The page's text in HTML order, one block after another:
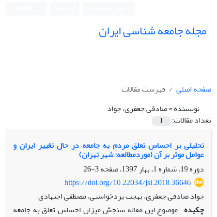
مجله جامعه شناسی ایران
صفحه اصلی
فهرست مقالات
نویسنده =صادقی جعفری، جواد
تعداد مقالات:
1
تحلیلی بر احساس تعلق مردم به جامعه در حال تغییر ایران و
عوامل موثر بر آن (موردمطالعه: شهر تهران)
دوره 19، شماره 1، بهار 1397، صفحه
3-26
https://doi.org/10.22034/jsi.2018.36646
جواد صادقی جعفری، بهجت یزدخواستی، مصطفی اجتهادی
چکیده موضوع این مقاله سنجش میزان احساس تعلق به جامعه